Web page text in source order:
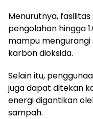
Menurutnya, fasilitas
pengolahan hingga
mampu mengurangi
karbon dioksida.
Selain itu,
juga dapat ditekan
energi digantikan
sampah.